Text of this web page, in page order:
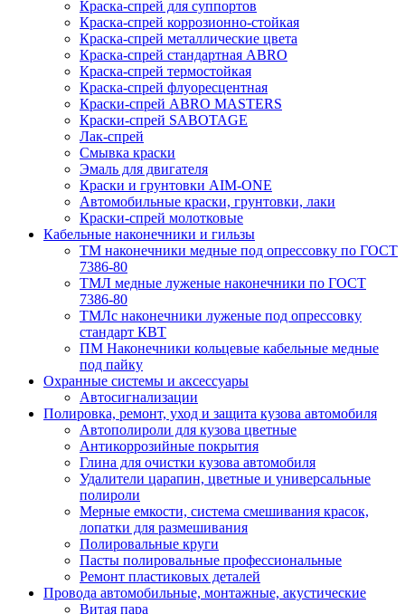
Краска-спрей для суппортов
Краска-спрей коррозионно-стойкая
Краска-спрей металлические цвета
Краска-спрей стандартная ABRO
Краска-спрей термостойкая
Краска-спрей флуоресцентная
Краски-спрей ABRO MASTERS
Краски-спрей SABOTAGE
Лак-спрей
Смывка краски
Эмаль для двигателя
Краски и грунтовки AIM-ONE
Автомобильные краски, грунтовки, лаки
Краски-спрей молотковые
Кабельные наконечники и гильзы
ТМ наконечники медные под опрессовку по ГОСТ
7386-80
ТМЛ медные луженые наконечники по ГОСТ
7386-80
ТМЛс наконечники луженые под опрессовку
стандарт КВТ
ПМ Наконечники кольцевые кабельные медные
под пайку
Охранные системы и аксессуары
Автосигнализации
Полировка, ремонт, уход и защита кузова автомобиля
Автополироли для кузова цветные
Антикоррозийные покрытия
Глина для очистки кузова автомобиля
Удалители царапин, цветные и универсальные
полироли
Мерные емкости, система смешивания красок,
лопатки для размешивания
Полировальные круги
Пасты полировальные профессиональные
Ремонт пластиковых деталей
Провода автомобильные, монтажные, акустические
Витая пара